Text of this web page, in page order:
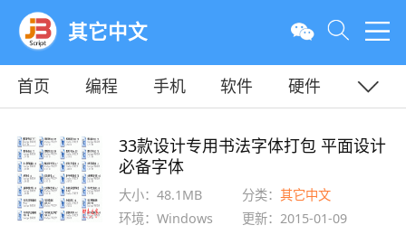
其它中文
首页 编程 手机 软件
硬件
33款设计专用书法字体打包 平面设计
必备字体
大小：48.1MB 分类：其它中文
环境：Windows
更新：2015-01-09